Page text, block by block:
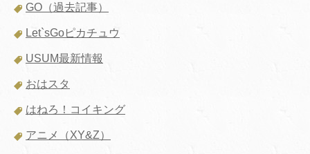
GO（過去記事）
Let`sGoピカチュウ
USUM最新情報
おはスタ
はねろ！コイキング
アニメ（XY&Z）